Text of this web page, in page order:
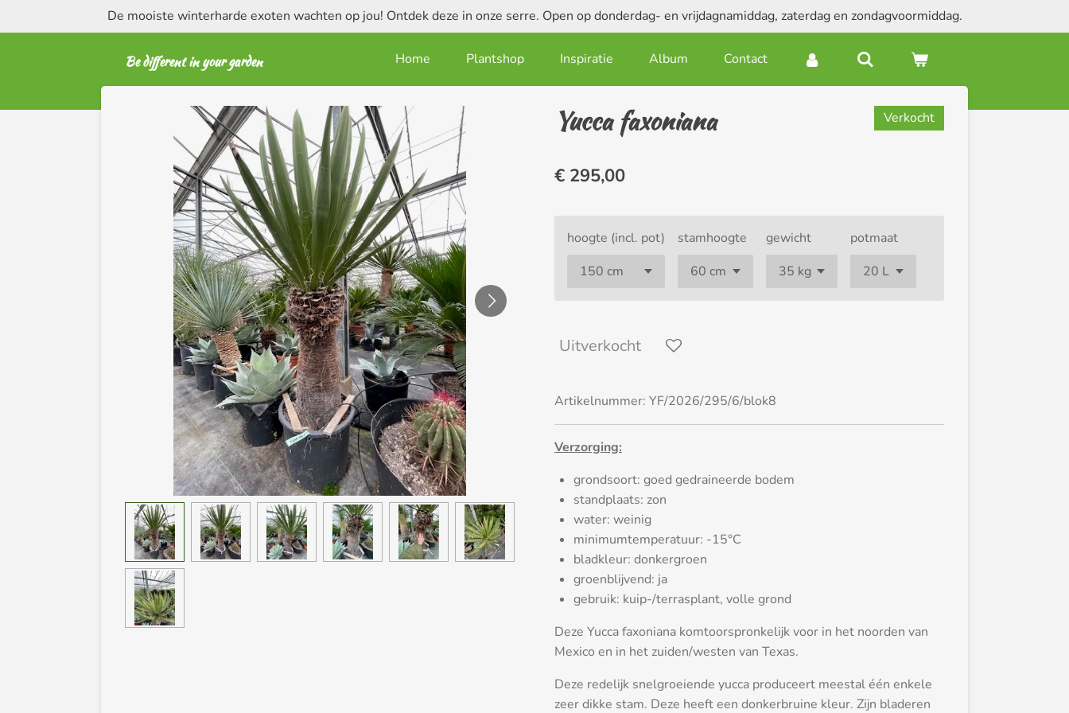
direct
De mooiste winterharde exoten wachten op jou! Ontdek deze in onze serre. Open op donderdag- en vrijdagnamiddag, zaterdag en zondagvoormiddag.
Be different in your garden Home Plantshop Inspiratie Album Contact
Yucca faxoniana Verkocht
€ 295,00
hoogte (incl. pot) stamhoogte gewicht potmaat
Uitverkocht
Artikelnummer: YF/2026/295/6/blok8
Verzorging:
grondsoort: goed gedraineerde bodem
standplaats: zon
water: weinig
minimumtemperatuur: -15°C
bladkleur: donkergroen
groenblijvend: ja
gebruik: kuip-/terrasplant, volle grond
Deze Yucca faxoniana komtoorspronkelijk voor in het noorden van
Mexico en in het zuiden/westen van Texas.
Deze redelijk snelgroeiende yucca produceert meestal één enkele
zeer dikke stam. Deze heeft een donkerbruine kleur. Zijn bladeren